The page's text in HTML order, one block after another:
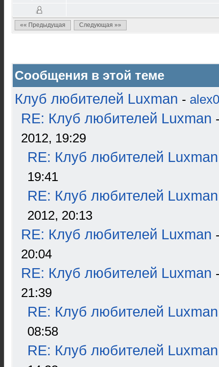
«« Предыдущая Следующая »»
Сообщения в этой теме
Клуб любителей Luxman -
RE: Клуб любителей Luxman
2012, 19:29
RE: Клуб любителей Luxman
19:41
RE: Клуб любителей Luxman
2012, 20:13
RE: Клуб любителей Luxman
20:04
RE: Клуб любителей Luxman
21:39
RE: Клуб любителей Luxman
08:58
RE: Клуб любителей Luxman